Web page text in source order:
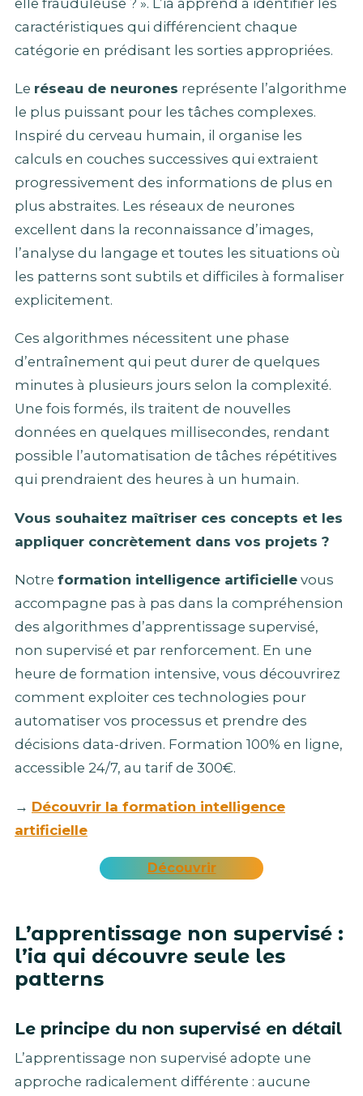
caractéristiques qui différencient chaque
catégorie en prédisant les sorties appropriées.
Le réseau de neurones représente l’algorithme
le plus puissant pour les tâches complexes.
Inspiré du cerveau humain, il organise les
calculs en couches successives qui extraient
progressivement des informations de plus en
plus abstraites. Les réseaux de neurones
excellent dans la reconnaissance d’images,
l’analyse du langage et toutes les situations où
les patterns sont subtils et difficiles à formaliser
explicitement.
Ces algorithmes nécessitent une phase
d’entraînement qui peut durer de quelques
minutes à plusieurs jours selon la complexité.
Une fois formés, ils traitent de nouvelles
données en quelques millisecondes, rendant
possible l’automatisation de tâches répétitives
qui prendraient des heures à un humain.
Vous souhaitez maîtriser ces concepts et les
appliquer concrètement dans vos projets ?
Notre formation intelligence artificielle vous
accompagne pas à pas dans la compréhension
des algorithmes d’apprentissage supervisé,
non supervisé et par renforcement. En une
heure de formation intensive, vous découvrirez
comment exploiter ces technologies pour
automatiser vos processus et prendre des
décisions data-driven. Formation 100% en ligne,
accessible 24/7, au tarif de 300€.
→ Découvrir la formation intelligence
artificielle
Découvrir
L’apprentissage non supervisé :
l’ia qui découvre seule les
patterns
Le principe du non supervisé en détail
L’apprentissage non supervisé adopte une
approche radicalement différente : aucune